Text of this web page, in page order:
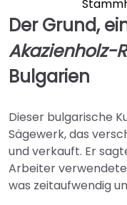
Der Grund,
Akazienholz-
Bulgarien
Dieser bulgarische
Sägewerk, das
und verkauft. Er
Arbeiter
was zeitaufwendig